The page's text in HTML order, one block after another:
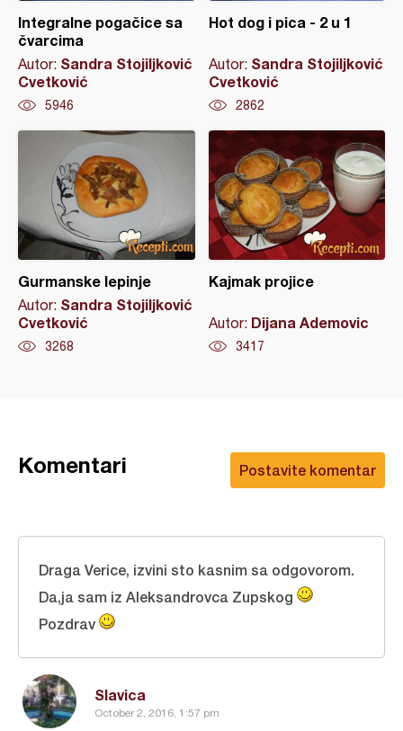
Integralne pogačice sa
čvarcima
Autor: Sandra Stojiljković
Cvetković
5946
Hot dog i pica - 2 u 1
Autor: Sandra Stojiljković
Cvetković
2862
Gurmanske lepinje
Autor: Sandra Stojiljković
Cvetković
3268
Kajmak projice
Autor: Dijana Ademovic
3417
Postavite komentar
Komentari
Slavica
October 2, 2016, 1:57 pm
Draga Verice, izvini sto kasnim sa odgovorom.
Da,ja sam iz Aleksandrovca Zupskog
Pozdrav